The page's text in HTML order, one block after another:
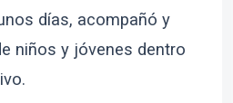
días, acompañó y
niños y jóvenes dentro